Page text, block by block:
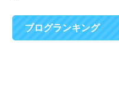
ブログランキング